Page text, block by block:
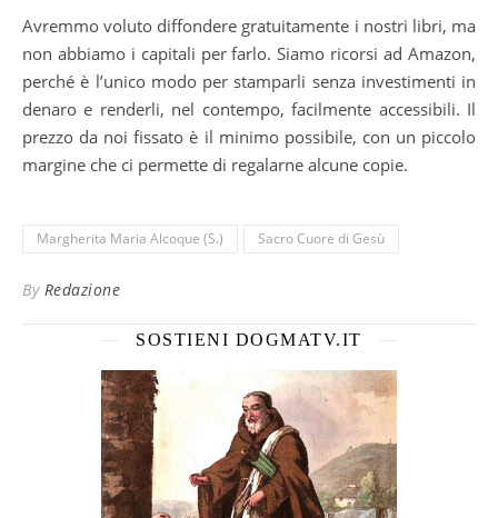
Avremmo voluto diffondere gratuitamente i nostri libri, ma
non abbiamo i capitali per farlo. Siamo ricorsi ad Amazon,
perché è l’unico modo per stamparli senza investimenti in
denaro e renderli, nel contempo, facilmente accessibili. Il
prezzo da noi fissato è il minimo possibile, con un piccolo
margine che ci permette di regalarne alcune copie.
Margherita Maria Alcoque (S.) Sacro Cuore di Gesù
By Redazione
SOSTIENI DOGMATV.IT